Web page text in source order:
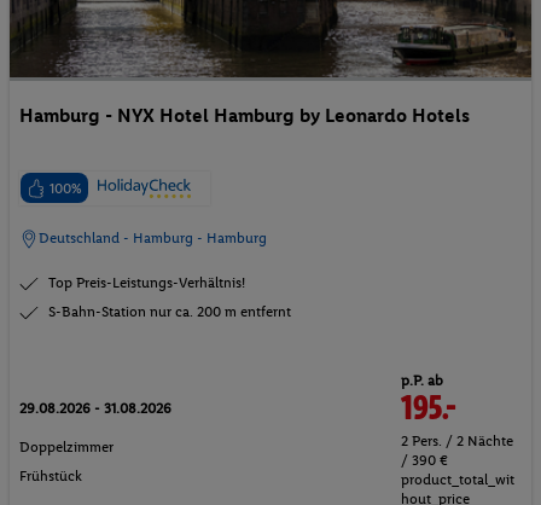
Hamburg - NYX Hotel Hamburg by Leonardo Hotels
100%
Deutschland - Hamburg - Hamburg
Top Preis-Leistungs-Verhältnis!
S-Bahn-Station nur ca. 200 m entfernt
29.08.2026 - 31.08.2026
Doppelzimmer
Frühstück
p.P. ab
195.-
2 Pers. / 2 Nächte
/ 390 €
product_total_wit
hout_price